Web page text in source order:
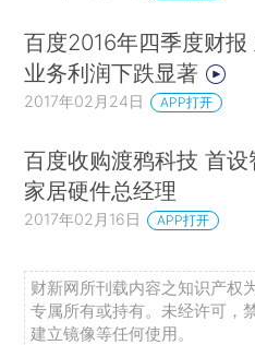
百度2016年四季度财报
业务利润下跌显著
2017年02月24日 APP打开
百度收购渡鸦科技 首设
家居硬件总经理
2017年02月16日 APP打开
财新网所刊载内容之知识产权
专属所有或持有。未经许可，
建立镜像等任何使用。